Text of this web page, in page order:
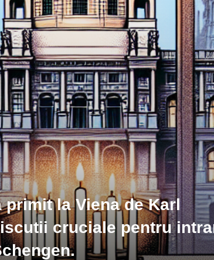
primit la Viena de Karl
cruciale pentru